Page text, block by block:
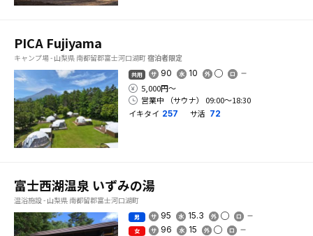
PICA Fujiyama
キャンプ場 - 山梨県 南都留郡富士河口湖町宿泊者限定
共用 90 10
5,000円〜
営業中 （サウナ） 09:00〜18:30
イキタイ 257 サ活 72
富士西湖温泉 いずみの湯
温浴施設 - 山梨県 南都留郡富士河口湖町
男 95 15.3
女 96 15